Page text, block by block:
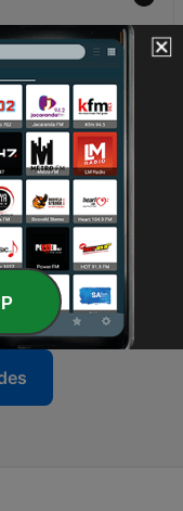
Atay
(1.Bölüm)
Yerde